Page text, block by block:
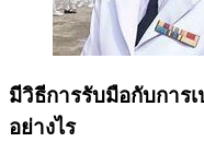
มีวิธีการรับมือกับการ
อย่างไร